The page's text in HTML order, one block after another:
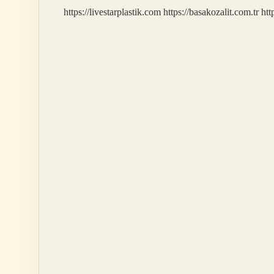
https://livestarplastik.com https://basakozalit.com.tr